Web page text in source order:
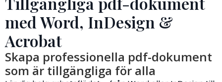
med Word, InDesign &
Acrobat
Skapa professionella pdf-dokument
som är tillgängliga för alla